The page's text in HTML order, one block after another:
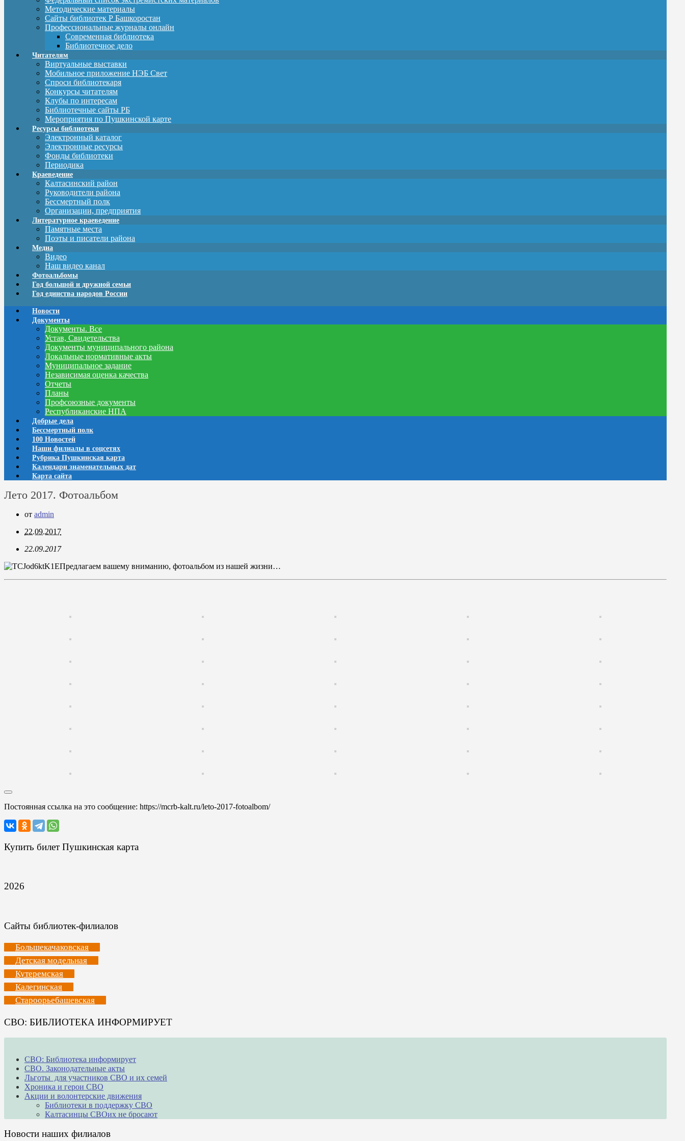
Методические материалы
Сайты библиотек Р Башкоростан
Профессиональные журналы онлайн
Современная библиотека
Библиотечное дело
Читателям
Виртуальные выставки
Мобильное приложение НЭБ Свет
Спроси библиотекаря
Конкурсы читателям
Клубы по интересам
Библиотечные сайты РБ
Мероприятия по Пушкинской карте
Ресурсы библиотеки
Электронный каталог
Электронные ресурсы
Фонды библиотеки
Периодика
Краеведение
Калтасинский район
Руководители района
Бессмертный полк
Организации, предприятия
Литературное краеведение
Памятные места
Поэты и писатели района
Медиа
Видео
Наш видео канал
Фотоальбомы
Год большой и дружной семьи
Год единства народов России
Новости
Документы
Документы. Все
Устав, Свидетельства
Документы муниципального района
Локальные нормативные акты
Муниципальное задание
Независимая оценка качества
Отчеты
Планы
Профсоюзные документы
Республиканские НПА
Добрые дела
Бессмертный полк
100 Новостей
Наши филиалы в соцсетях
Рубрика Пушкинская карта
Календари знаменательных дат
Карта сайта
Лето 2017. Фотоальбом
от admin
22.09.2017
22.09.2017
Предлагаем вашему вниманию, фотоальбом из нашей жизни…
Постоянная ссылка на это сообщение: https://mcrb-kalt.ru/leto-2017-fotoalbom/
Купить билет Пушкинская карта
2026
Сайты библиотек-филиалов
Большекачаковская
Детская модельная
Кутеремская
Калегинская
Староорьебашевская
СВО: БИБЛИОТЕКА ИНФОРМИРУЕТ
СВО: Библиотека информирует
СВО. Законодательные акты
Льготы для участников СВО и их семей
Хроника и герои СВО
Акции и волонтерские движения
Библиотеки в поддержку СВО
Калтасинцы СВОих не бросают
Новости наших филиалов